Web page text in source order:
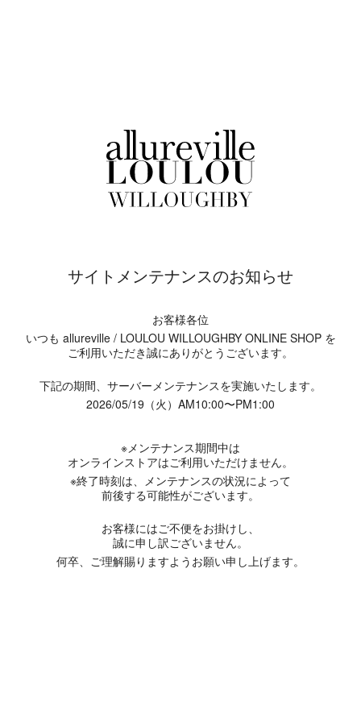
サイトメンテナンスのお知らせ
お客様各位
いつも allureville / LOULOU WILLOUGHBY ONLINE SHOP を
ご利用いただき誠にありがとうございます。
下記の期間、サーバーメンテナンスを実施いたします。
2026/05/19（火）AM10:00〜PM1:00
※メンテナンス期間中は
オンラインストアはご利用いただけません。
※終了時刻は、メンテナンスの状況によって
前後する可能性がございます。
お客様にはご不便をお掛けし、
誠に申し訳ございません。
何卒、ご理解賜りますようお願い申し上げます。